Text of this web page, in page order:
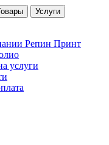
Услуги
Репин Принт
услуги